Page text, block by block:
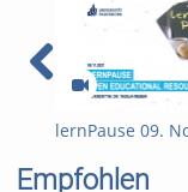
Paderborn, dem
Kern des Projekts
Studierenden der
geeigneten
Studierende zur
Straßenlauf
Für weitere
sowie zum Seminar
lernPause 09.
Resources (OER)
Empfohlen